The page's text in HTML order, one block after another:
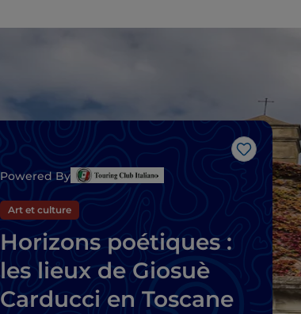
J’aime
Powered By
Art et culture
Horizons poétiques :
les lieux de Giosuè
Carducci en Toscane